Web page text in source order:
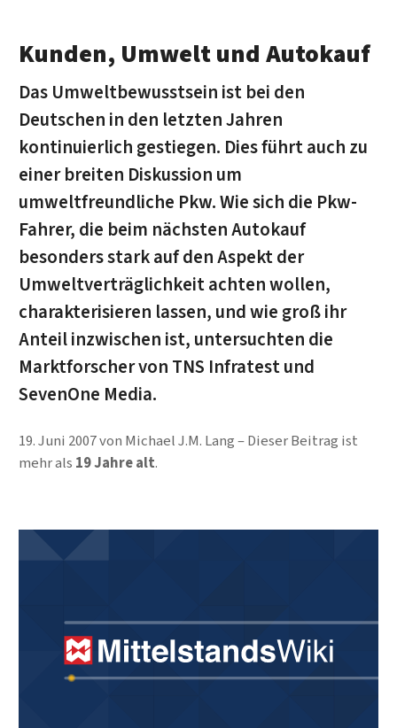
Kunden, Umwelt und Autokauf
Das Umweltbewusstsein ist bei den
Deutschen in den letzten Jahren
kontinuierlich gestiegen. Dies führt auch zu
einer breiten Diskussion um
umweltfreundliche Pkw. Wie sich die Pkw-
Fahrer, die beim nächsten Autokauf
besonders stark auf den Aspekt der
Umweltverträglichkeit achten wollen,
charakterisieren lassen, und wie groß ihr
Anteil inzwischen ist, untersuchten die
Marktforscher von TNS Infratest und
SevenOne Media.
19. Juni 2007von Michael J.M. Lang
Dieser Beitrag ist
mehr als 19 Jahre alt.